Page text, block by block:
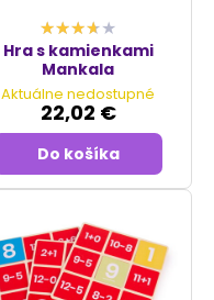
Hra s kamienkami
Mankala
Aktuálne nedostupné
22,02 €
Do košíka